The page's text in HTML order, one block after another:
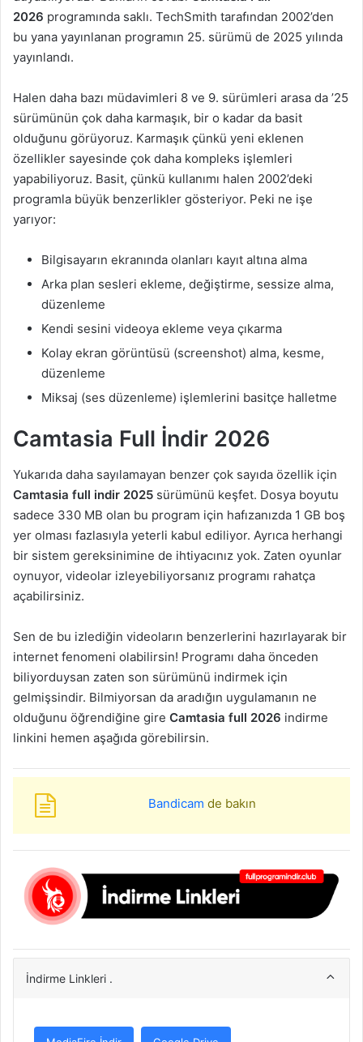
2026 programında saklı. TechSmith tarafından 2002’den
bu yana yayınlanan programın 25. sürümü de 2025 yılında
yayınlandı.
Halen daha bazı müdavimleri 8 ve 9. sürümleri arasa da ’25
sürümünün çok daha karmaşık, bir o kadar da basit
olduğunu görüyoruz. Karmaşık çünkü yeni eklenen
özellikler sayesinde çok daha kompleks işlemleri
yapabiliyoruz. Basit, çünkü kullanımı halen 2002’deki
programla büyük benzerlikler gösteriyor. Peki ne işe
yarıyor:
Bilgisayarın ekranında olanları kayıt altına alma
Arka plan sesleri ekleme, değiştirme, sessize alma,
düzenleme
Kendi sesini videoya ekleme veya çıkarma
Kolay ekran görüntüsü (screenshot) alma, kesme,
düzenleme
Miksaj (ses düzenleme) işlemlerini basitçe halletme
Camtasia Full İndir 2026
Yukarıda daha sayılamayan benzer çok sayıda özellik için
Camtasia full indir 2025 sürümünü keşfet. Dosya boyutu
sadece 330 MB olan bu program için hafızanızda 1 GB boş
yer olması fazlasıyla yeterli kabul ediliyor. Ayrıca herhangi
bir sistem gereksinimine de ihtiyacınız yok. Zaten oyunlar
oynuyor, videolar izleyebiliyorsanız programı rahatça
açabilirsiniz.
Sen de bu izlediğin videoların benzerlerini hazırlayarak bir
internet fenomeni olabilirsin! Programı daha önceden
biliyorduysan zaten son sürümünü indirmek için
gelmişsindir. Bilmiyorsan da aradığın uygulamanın ne
olduğunu öğrendiğine gire Camtasia full 2026 indirme
linkini hemen aşağıda görebilirsin.
Bandicam de bakın
İndirme Linkleri .